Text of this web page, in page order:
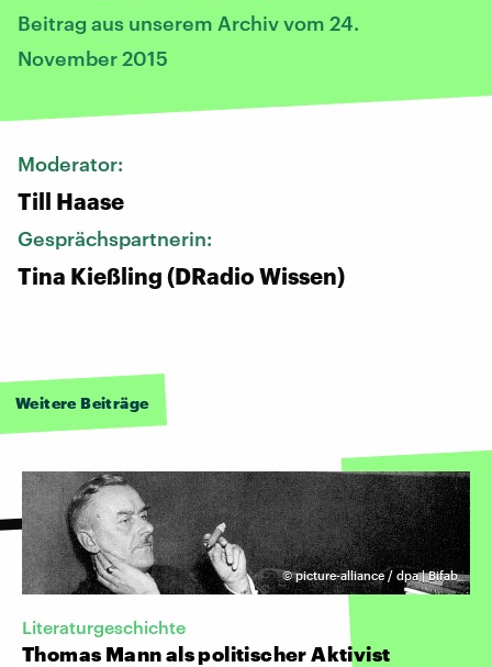
Beitrag aus unserem Archiv vom 24.
November 2015
Moderator:
Till Haase
Gesprächspartnerin:
Tina Kießling (DRadio Wissen)
Weitere Beiträge
©picture-alliance / dpa | Bifab
Literaturgeschichte
Thomas Mann als politischer Aktivist